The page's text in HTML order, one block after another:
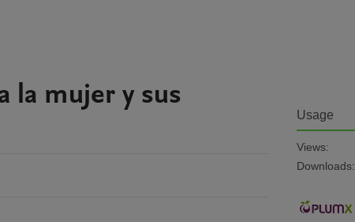
la mujer y sus
Usage
Views:
Downloads: